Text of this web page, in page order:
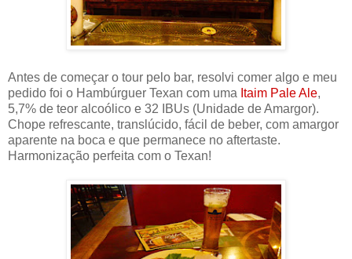
Antes de começar o tour pelo bar, resolvi comer algo e meu
pedido foi o Hambúrguer Texan com uma Itaim Pale Ale,
5,7% de teor alcoólico e 32 IBUs (Unidade de Amargor).
Chope refrescante, translúcido, fácil de beber, com amargor
aparente na boca e que permanece no aftertaste.
Harmonização perfeita com o Texan!